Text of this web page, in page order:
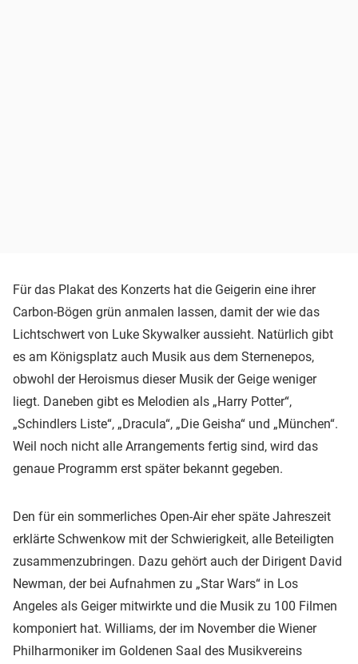
Für das Plakat des Konzerts hat die Geigerin eine ihrer
Carbon-Bögen grün anmalen lassen, damit der wie das
Lichtschwert von Luke Skywalker aussieht. Natürlich gibt
es am Königsplatz auch Musik aus dem Sternenepos,
obwohl der Heroismus dieser Musik der Geige weniger
liegt. Daneben gibt es Melodien als „Harry Potter“,
„Schindlers Liste“, „Dracula“, „Die Geisha“ und „München“.
Weil noch nicht alle Arrangements fertig sind, wird das
genaue Programm erst später bekannt gegeben.
Den für ein sommerliches Open-Air eher späte Jahreszeit
erklärte Schwenkow mit der Schwierigkeit, alle Beteiligten
zusammenzubringen. Dazu gehört auch der Dirigent David
Newman, der bei Aufnahmen zu „Star Wars“ in Los
Angeles als Geiger mitwirkte und die Musik zu 100 Filmen
komponiert hat. Williams, der im November die Wiener
Philharmoniker im Goldenen Saal des Musikvereins